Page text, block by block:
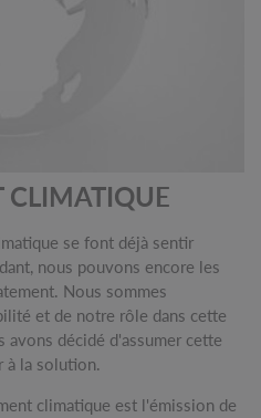
CLIMATIQUE
se font déjà sentir
nous pouvons encore les
Nous sommes
et de notre rôle dans cette
avons décidé d'assumer cette
à la solution.
climatique est l'émission de